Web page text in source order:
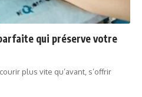
qui préserve votre
plus vite qu’avant, s’offrir